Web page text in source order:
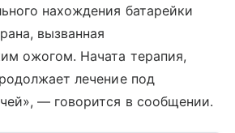
нахождения батарейки
вызванная
ожогом. Начата терапия,
лечение под
— говорится в сообщении.